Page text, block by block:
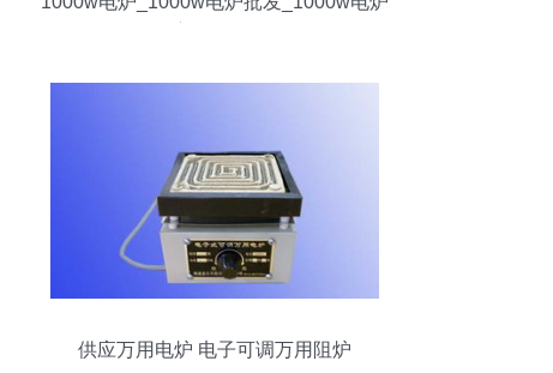
供应万用电炉 电子可调万用阻炉